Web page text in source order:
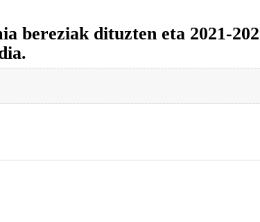
bereziak dituzten eta 2021-